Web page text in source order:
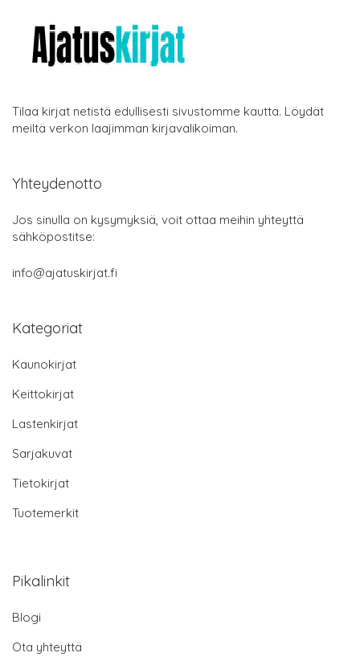
Tilaa kirjat netistä edullisesti sivustomme kautta. Löydät
meiltä verkon laajimman kirjavalikoiman.
Yhteydenotto
Jos sinulla on kysymyksiä, voit ottaa meihin yhteyttä
sähköpostitse:
info@ajatuskirjat.fi
Kategoriat
Kaunokirjat
Keittokirjat
Lastenkirjat
Sarjakuvat
Tietokirjat
Tuotemerkit
Pikalinkit
Blogi
Ota yhteyttä